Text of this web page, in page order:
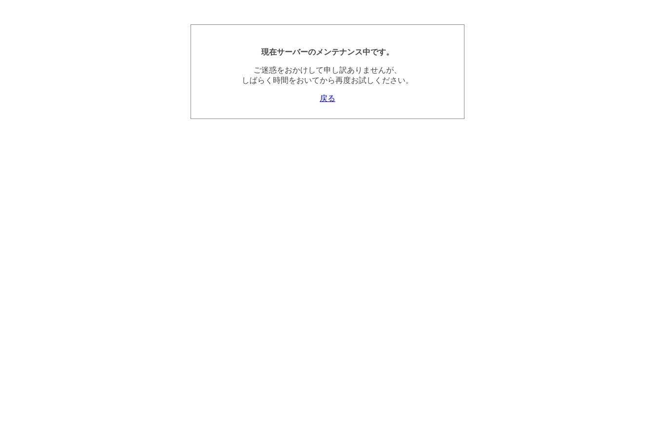
現在サーバーのメンテナンス中です。
ご迷惑をおかけして申し訳ありませんが、
しばらく時間をおいてから再度お試しください。
戻る